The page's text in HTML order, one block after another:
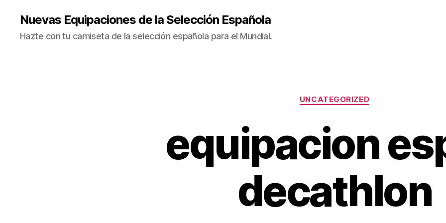
Nuevas Equipaciones de la Selección Española
Hazte con tu camiseta de la selección española para el Mundial.
Categorías
UNCATEGORIZED
equipacion
decathlon